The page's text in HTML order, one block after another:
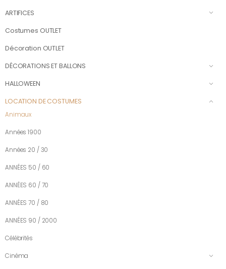
ARTIFICES
Costumes OUTLET
Décoration OUTLET
DÉCORATIONS ET BALLONS
HALLOWEEN
LOCATION DE COSTUMES
Animaux
Années 1900
Années 20 / 30
ANNÉES 50 / 60
ANNÉES 60 / 70
ANNÉES 70 / 80
ANNÉES 90 / 2000
Célébrités
Cinéma